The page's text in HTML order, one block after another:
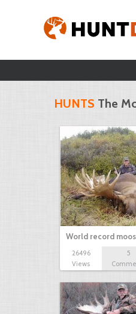
HUNTS The
World record
26496
Views
5